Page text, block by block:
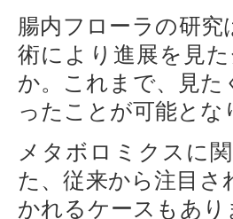
腸内フローラの研
術により進展を見
か。これまで、見
ったことが可能と
メタボロミクスに
た、従来から注目
かれるケースもあ